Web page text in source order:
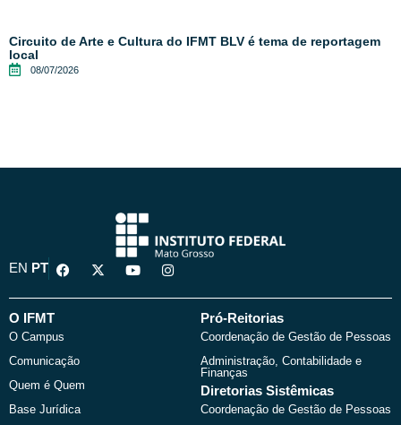
Circuito de Arte e Cultura do IFMT BLV é tema de reportagem
local
08/07/2026
EN PT
F
a
e
o
k
X
-
w
Y
o
t
I
n
t
O IFMT
O Campus
Comunicação
Quem é Quem
Base Jurídica
Pró-Reitorias
Coordenação de Gestão de Pessoas
Administração, Contabilidade e
Finanças
Diretorias Sistêmicas
Coordenação de Gestão de Pessoas